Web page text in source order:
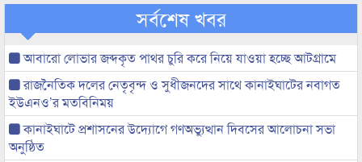
সর্বশেষ খবর
আবারো লোভার জব্দকৃত পাথর চুরি করে নিয়ে যাওয়া হচ্ছে আটগ্রামে
রাজনৈতিক দলের নেতৃবৃন্দ ও সুধীজনদের সাথে কানাইঘাটের নবাগত
ইউএনও’র মতবিনিময়
কানাইঘাটে প্রশাসনের উদ্যোগে গণঅভ্যুত্থান দিবসের আলোচনা সভা
অনুষ্ঠিত